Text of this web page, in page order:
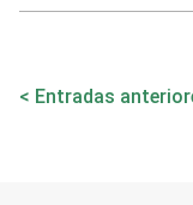
Navegación
Entradas